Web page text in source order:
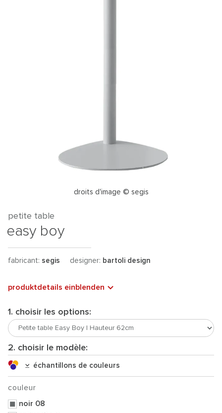
droits d'image © segis
petite table
easy boy
fabricant: segis designer: bartoli design
produktdetails einblenden
1. choisir les options:
2. choisir le modèle:
échantillons de couleurs
couleur
noir 08